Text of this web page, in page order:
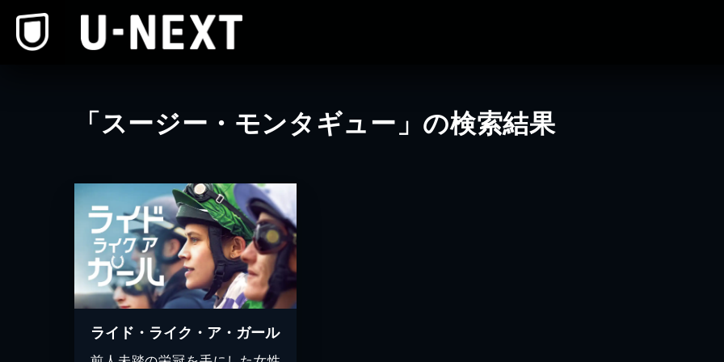
「スージー・モンタギュー」の検索結果
ライド・ライク・ア・ガール